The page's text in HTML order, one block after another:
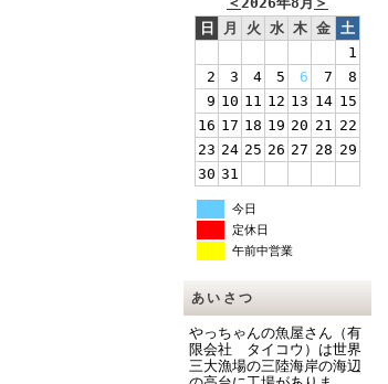
日
月 火 水 木 金 土
1
2
3 4 5 6 7
8
9 10 11 12 13 14 15
16 17 18 19 20 21 22
23 24 25 26 27 28 29
30 31
今日
定休日
午前中営業
あいさつ
やっちゃんの魚屋さん（有
限会社 タイコウ）は世界
三大漁場の三陸海岸の海辺